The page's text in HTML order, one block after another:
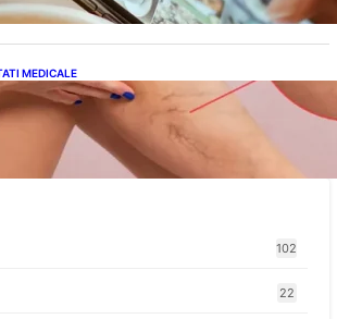
MEDICALE
și Umflarea Picioarelor pe Caniculă:
Simptomelor și Măsurilor de
102
22